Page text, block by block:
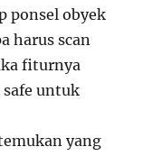
ponsel obyek
harus scan
fiturnya
untuk
yang